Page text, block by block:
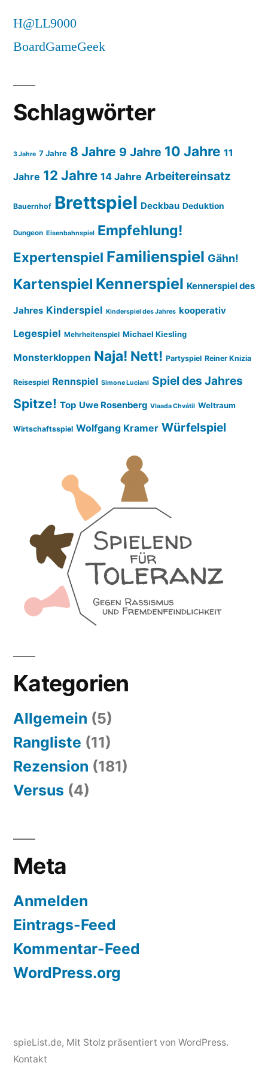
H@LL9000
BoardGameGeek
Schlagwörter
3 Jahre 7 Jahre 8 Jahre 9 Jahre 10 Jahre 11
Jahre 12 Jahre 14 Jahre Arbeitereinsatz
Bauernhof Brettspiel Deckbau Deduktion
Dungeon Eisenbahnspiel Empfehlung!
Expertenspiel Familienspiel Gähn!
Kartenspiel Kennerspiel Kennerspiel des
Jahres Kinderspiel Kinderspiel des Jahres kooperativ
Legespiel Mehrheitenspiel Michael Kiesling
Monsterkloppen Naja! Nett! Partyspiel Reiner Knizia
Reisespiel Rennspiel Simone Luciani Spiel des Jahres
Spitze! Top Uwe Rosenberg Vlaada Chvátil Weltraum
Wirtschaftsspiel Wolfgang Kramer Würfelspiel
Kategorien
Allgemein (5)
Rangliste (11)
Rezension (181)
Versus (4)
Meta
Anmelden
Eintrags-Feed
Kommentar-Feed
WordPress.org
spieList.de, Mit Stolz präsentiert von WordPress.
Kontakt